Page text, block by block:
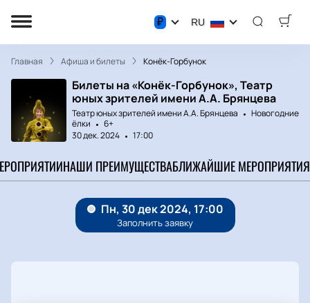
₽ RU
Главная Афиша и билеты Конёк-Горбунок
Билеты на «Конёк-Горбунок», Театр
юных зрителей имени А.А. Брянцева
Театр юных зрителей имени А.А. Брянцева
Новогодние
ёлки
6+
30 дек. 2024
17:00
НАШИ ПРЕИМУЩЕСТВАБЛИЖАЙШИЕ МЕРОПРИЯТИЯ